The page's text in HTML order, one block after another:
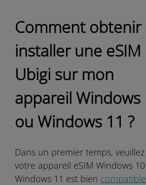
Comment obtenir
installer une eSIM
Ubigi sur mon
appareil Windows
ou Windows 11 ?
Dans un premier temps,
votre appareil eSIM Windows
Windows 11 est bien compatible